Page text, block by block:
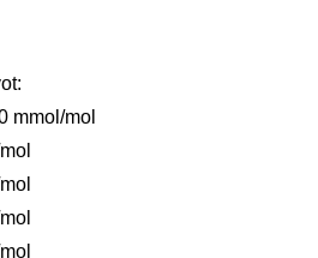
mmol/mol